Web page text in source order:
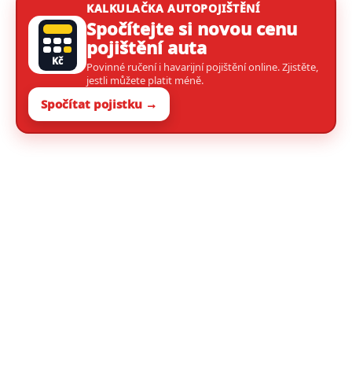
Kč
KALKULAČKA AUTOPOJIŠTĚNÍ
Spočítejte si novou cenu
pojištění auta
Povinné ručení i havarijní pojištění online. Zjistěte,
jestli můžete platit méně.
Spočítat pojistku →